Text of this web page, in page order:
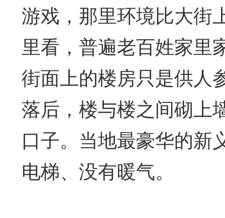
游戏，那里环境比大街
里看，普遍老百姓家里
街面上的楼房只是供人
落后，楼与楼之间砌上
口子。当地最豪华的新
电梯、没有暖气。